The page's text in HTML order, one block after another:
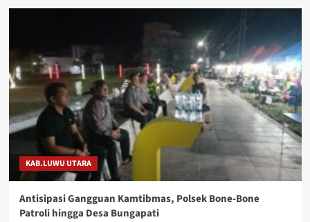
KAB.LUWU UTARA
Antisipasi Gangguan Kamtibmas, Polsek Bone-Bone
Patroli hingga Desa Bungapati